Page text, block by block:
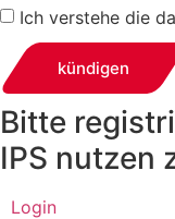
Ich verstehe die
kündigen
Bitte
IPS nutzen
Login